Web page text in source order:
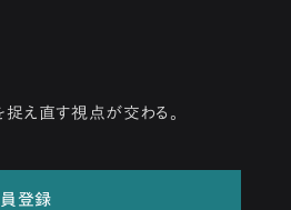
捉え直す視点が交わる。
登録